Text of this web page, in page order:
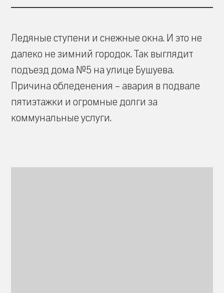
Ледяные ступени и снежные окна. И это не
далеко не зимний городок. Так выглядит
подъезд дома №5 на улице Бушуева.
Причина обледенения – авария в подвале
пятиэтажки и огромные долги за
коммунальные услуги.